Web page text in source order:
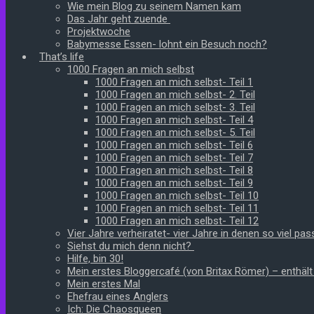
Wie mein Blog zu seinem Namen kam
Das Jahr geht zuende
Projektwoche
Babymesse Essen- lohnt ein Besuch noch?
That’s life
1000 Fragen an mich selbst
1000 Fragen an mich selbst- Teil 1
1000 Fragen an mich selbst- 2. Teil
1000 Fragen an mich selbst- 3. Teil
1000 Fragen an mich selbst- Teil 4
1000 Fragen an mich selbst- 5. Teil
1000 Fragen an mich selbst- Teil 6
1000 Fragen an mich selbst- Teil 7
1000 Fragen an mich selbst- Teil 8
1000 Fragen an mich selbst- Teil 9
1000 Fragen an mich selbst- Teil 10
1000 Fragen an mich selbst- Teil 11
1000 Fragen an mich selbst- Teil 12
Vier Jahre verheiratet- vier Jahre in denen so viel
Siehst du mich denn nicht?
Hilfe, bin 30!
Mein erstes Bloggercafé (von Britax Römer) – enthält
Mein erstes Mal
Ehefrau eines Anglers
Ich: Die Chaosqueen